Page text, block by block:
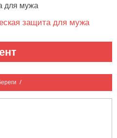
защита для мужа
/